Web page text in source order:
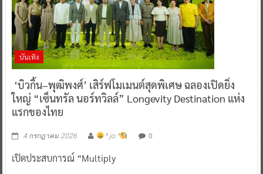
บันเทิง
‘บิวกิ้น–พุฒิพงศ์’ เสิร์ฟโมเมนต์สุดพิเศษ ฉลองเปิดยิ่ง
ใหญ่ “เซ็นทรัล นอร์ทวิลล์” Longevity Destination แห่ง
แรกของไทย
4 กรกฎาคม 2026 ^ jo ^ 0
เปิดประสบการณ์ “Multiply